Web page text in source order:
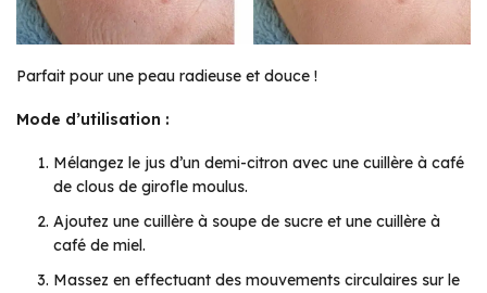
Parfait pour une peau radieuse et douce !
Mode d’utilisation :
Mélangez le jus d’un demi-citron avec une cuillère à café
de clous de girofle moulus.
Ajoutez une cuillère à soupe de sucre et une cuillère à
café de miel.
Massez en effectuant des mouvements circulaires sur le